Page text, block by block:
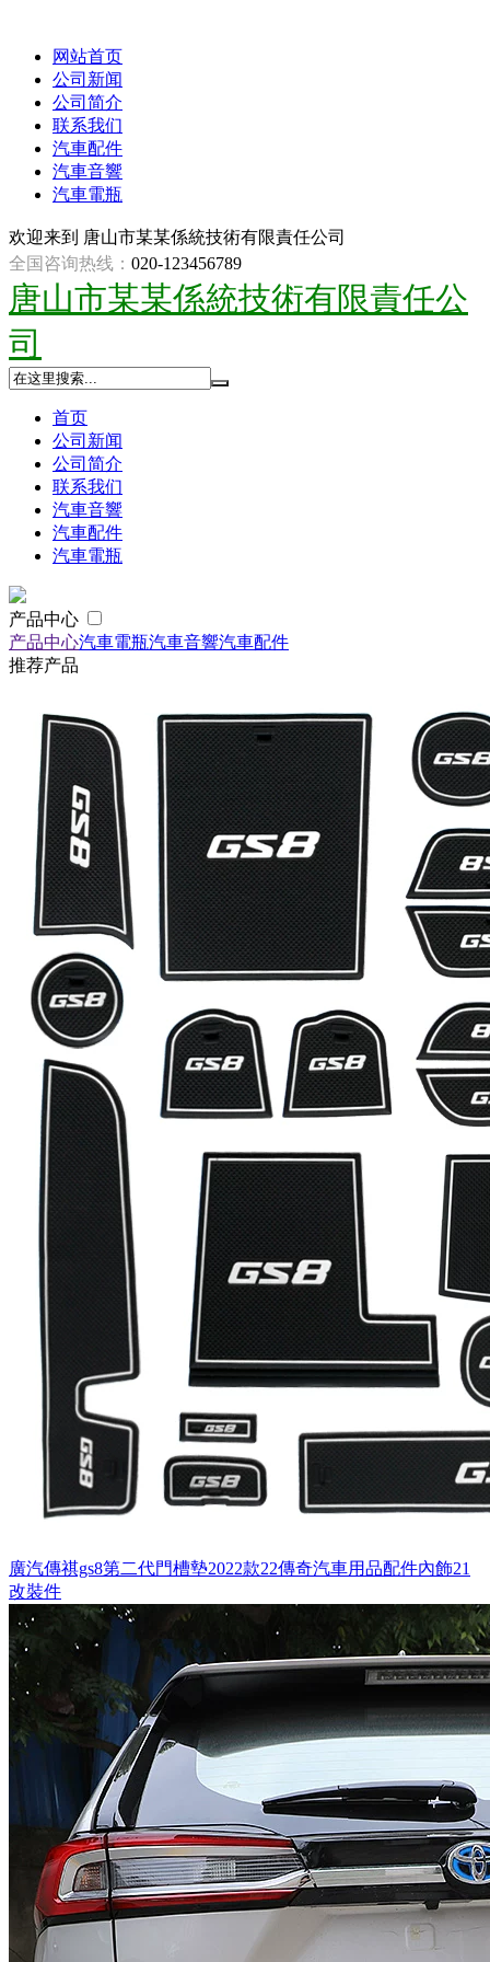
网站首页
公司新闻
公司简介
联系我们
汽車配件
汽車音響
汽車電瓶
欢迎来到 唐山市某某係統技術有限責任公司
全国咨询热线： 020-123456789
唐山市某某係統技術有限責任公
司
首页
公司新闻
公司简介
联系我们
汽車音響
汽車配件
汽車電瓶
产品中心
产品中心汽車電瓶汽車音響汽車配件
推荐产品
廣汽傳祺gs8第二代門槽墊2022款22傳奇汽車用品配件內飾21
改裝件